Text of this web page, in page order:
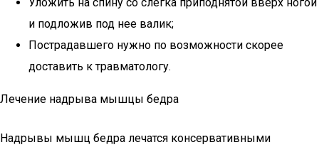
и подложив под нее валик;
Пострадавшего нужно по возможности скорее
доставить к травматологу.
Лечение надрыва мышцы бедра
Надрывы мышц бедра лечатся консервативными